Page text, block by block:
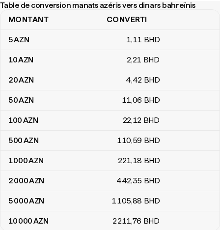
Table de conversion manats azéris vers dinars bahreïnis
Table de conversion manats azéris vers dinars bahreïnis
MONTANT CONVERTI
5AZN 1,11 BHD
10AZN 2,21 BHD
20AZN 4,42 BHD
50AZN 11,06 BHD
100AZN 22,12 BHD
500AZN 110,59 BHD
1 000AZN 221,18 BHD
2 000AZN 442,35 BHD
5 000AZN 1 105,88 BHD
10 000AZN 2 211,76 BHD